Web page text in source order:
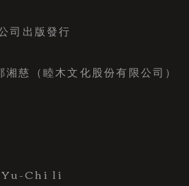
司出版發行
慈（睦木文化股份有限公司）
Yu-Chi li